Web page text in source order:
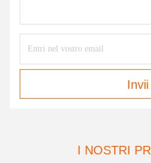
Invii
I NOSTRI